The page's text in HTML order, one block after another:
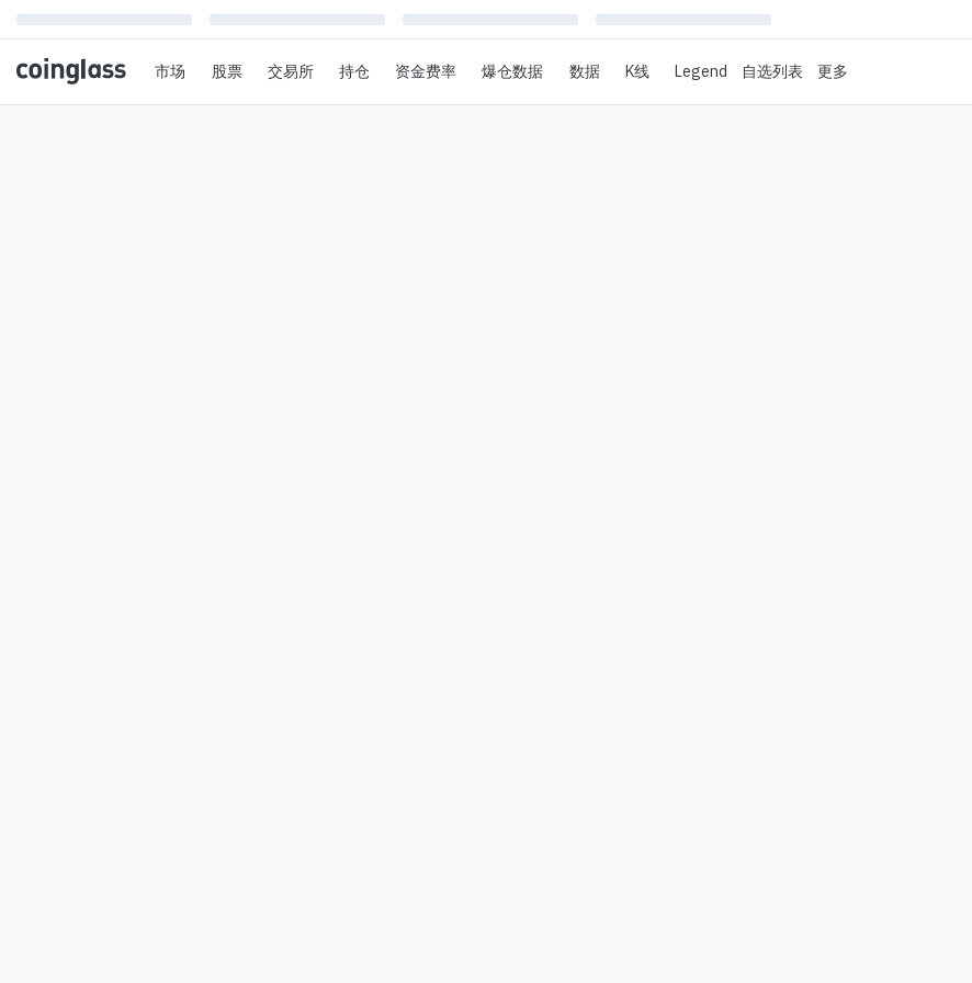
市场 股票 交易所 持仓 资金费率 爆仓数据 数据 K线 Legend 自选列表 更多